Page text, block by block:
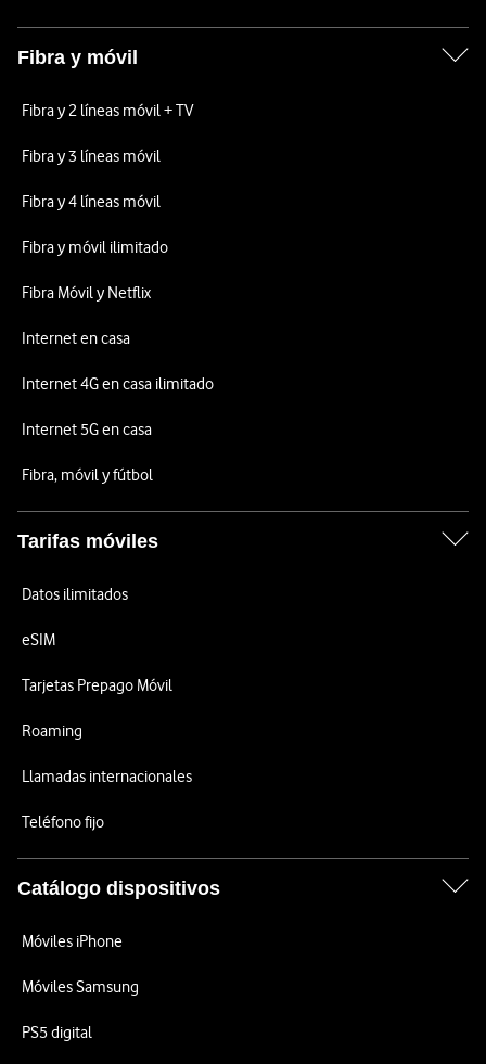
Fibra y móvil
Fibra y 2 líneas móvil + TV
Fibra y 3 líneas móvil
Fibra y 4 líneas móvil
Fibra y móvil ilimitado
Fibra Móvil y Netflix
Internet en casa
Internet 4G en casa ilimitado
Internet 5G en casa
Fibra, móvil y fútbol
Tarifas móviles
Datos ilimitados
eSIM
Tarjetas Prepago Móvil
Roaming
Llamadas internacionales
Teléfono fijo
Catálogo dispositivos
Móviles iPhone
Móviles Samsung
PS5 digital